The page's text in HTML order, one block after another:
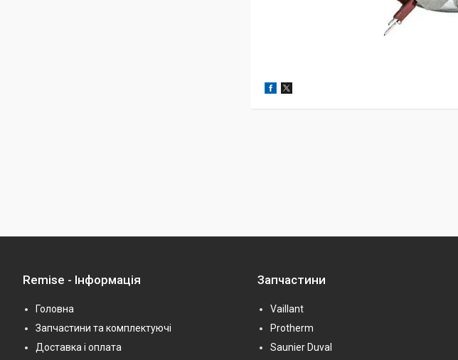
Remise - Інформація
Головна
Запчастини та комплектуючі
Доставка і оплата
Запчастини
Vaillant
Protherm
Saunier Duval